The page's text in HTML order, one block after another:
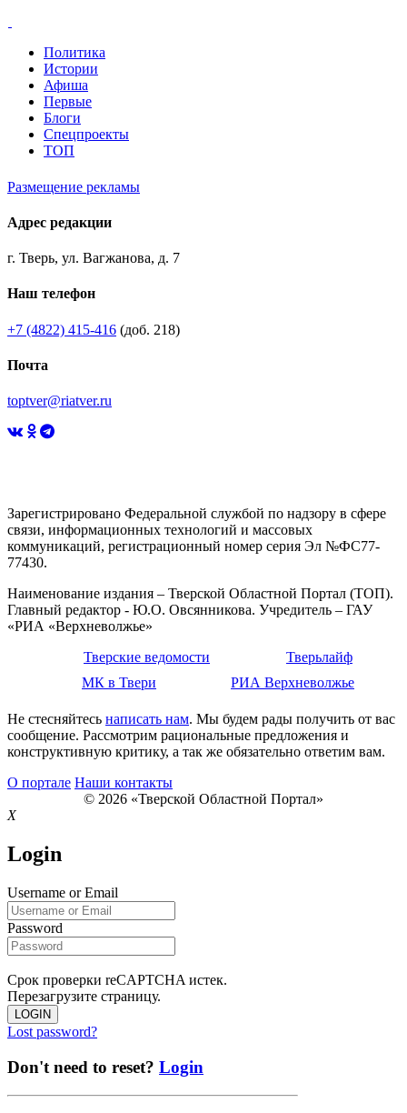
Политика
Истории
Афиша
Первые
Блоги
Спецпроекты
ТОП
Размещение рекламы
Адрес редакции
г. Тверь, ул. Вагжанова, д. 7
Наш телефон
+7 (4822) 415-416 (доб. 218)
Почта
toptver@riatver.ru
Зарегистрировано Федеральной службой по надзору в сфере
связи, информационных технологий и массовых
коммуникаций, регистрационный номер серия Эл №ФС77-
77430.
Наименование издания – Тверской Областной Портал (ТОП).
Главный редактор - Ю.О. Овсянникова. Учредитель – ГАУ
«РИА «Верхневолжье»
Тверские ведомости
Тверьлайф
МК в Твери
РИА Верхневолжье
Не стесняйтесь написать нам. Мы будем рады получить от вас
сообщение. Рассмотрим рациональные предложения и
конструктивную критику, а так же обязательно ответим вам.
О портале Наши контакты
© 2026 «Тверской Областной Портал»
X
Login
Username or Email
Password
Срок проверки reCAPTCHA истек.
Перезагрузите страницу.
LOGIN
Lost password?
Don't need to reset? Login